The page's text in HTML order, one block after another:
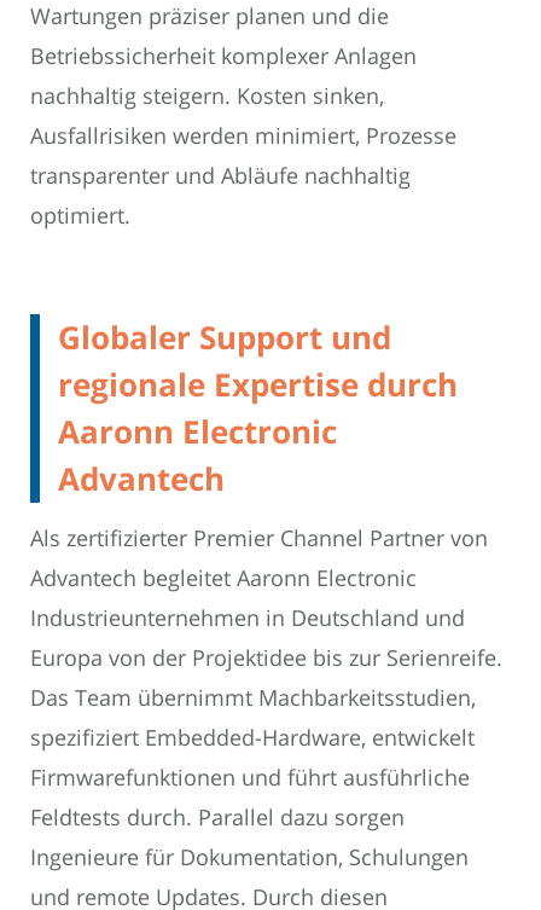
Wartungen präziser planen und die
Betriebssicherheit komplexer Anlagen
nachhaltig steigern. Kosten sinken,
Ausfallrisiken werden minimiert, Prozesse
transparenter und Abläufe nachhaltig
optimiert.
Globaler Support und
regionale Expertise durch
Aaronn Electronic
Advantech
Als zertifizierter Premier Channel Partner von
Advantech begleitet Aaronn Electronic
Industrieunternehmen in Deutschland und
Europa von der Projektidee bis zur Serienreife.
Das Team übernimmt Machbarkeitsstudien,
spezifiziert Embedded-Hardware, entwickelt
Firmwarefunktionen und führt ausführliche
Feldtests durch. Parallel dazu sorgen
Ingenieure für Dokumentation, Schulungen
und remote Updates. Durch diesen